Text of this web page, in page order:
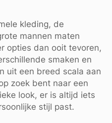
kleding, de
mannen maten
opties dan ooit tevoren,
smaken en
uit een breed scala aan
zoek bent naar een
look, er is altijd iets
stijl past.